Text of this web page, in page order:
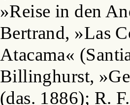
»Reise in den
Bertrand, »Las
Atacama«
Billinghurst,
(das. 1886); R.